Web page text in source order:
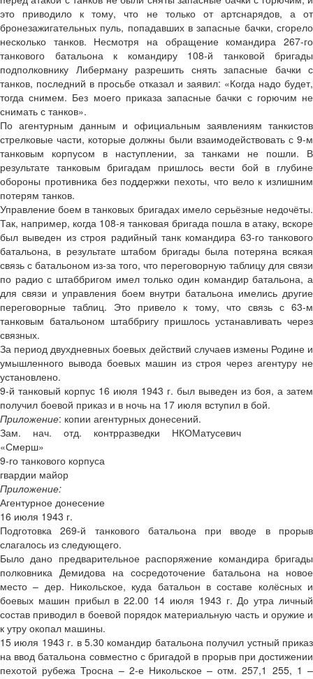
это приводило к тому, что не только от артснарядов, а от
бронезажигательных пуль, попадавших в запасные бачки, сгорело
несколько танков. Несмотря на обращение командира 267-го
танкового батальона к командиру 108-й танковой бригады
подполковнику Либерману разрешить снять запасные бачки с
танков, последний в просьбе отказал и заявил: «Когда надо будет,
тогда снимем. Без моего приказа запасные бачки с горючим не
снимать с танков».
По агентурным данным и официальным заявлениям танкистов
стрелковые части, которые должны были взаимодействовать с 9-м
танковым корпусом в наступлении, за танками не пошли. В
результате танковым бригадам пришлось вести бой в глубине
обороны противника без поддержки пехоты, что вело к излишним
потерям танков.
Управление боем в танковых бригадах имело серьёзные недочёты.
Так, например, когда 108-я танковая бригада пошла в атаку, вскоре
был выведен из строя радийный танк командира 63-го танкового
батальона, в результате штабом бригады была потеряна всякая
связь с батальоном из-за того, что переговорную таблицу для связи
по радио с штаббригом имел только один командир батальона, а
для связи и управления боем внутри батальона имелись другие
переговорные таблиц. Это привело к тому, что связь с 63-м
танковым батальоном штаббригу пришлось устанавливать через
связных.
За период двухдневных боевых действий случаев измены Родине и
умышленного вывода боевых машин из строя через агентуру не
установлено.
9-й танковый корпус 16 июля 1943 г. был выведен из боя, а затем
получил боевой приказ и в ночь на 17 июля вступил в бой.
Приложение: копии агентурных донесений.
Зам. нач. отд. контрразведки НКО
«Смерш»
9-го танкового корпуса
гвардии майор
Матусевич
Приложение:
Агентурное донесение
16 июля 1943 г.
Подготовка 269-й танкового батальона при вводе в прорыв
слагалось из следующего.
Было дано предварительное распоряжение командира бригады
полковника Демидова на сосредоточение батальона на новое
место – дер. Никольское, куда батальон в составе колёсных и
боевых машин прибыл в 22.00 14 июля 1943 г. До утра личный
состав приводил в боевой порядок материальную часть и оружие и
к утру окопал машины.
15 июля 1943 г. в 5.30 командир батальона получил устный приказ
на ввод батальона совместно с бригадой в прорыв при достижении
пехотой рубежа Тросна – 2-е Никольское – отм. 257,1 255, 1 –